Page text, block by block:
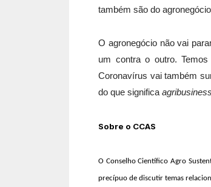
também são do
O agronegócio não vai
um contra o outro.
Coronavírus vai também
do que significaagribusiness
Sobre o CCAS
O Conselho Científico Agro
precípuo de discutir temas